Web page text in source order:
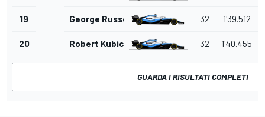
19 George Russell 32 1'39.512
20 Robert Kubica 32 1'40.455
GUARDA I RISULTATI COMPLETI